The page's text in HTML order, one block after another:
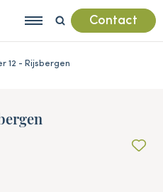
Contact
12 - Rijsbergen